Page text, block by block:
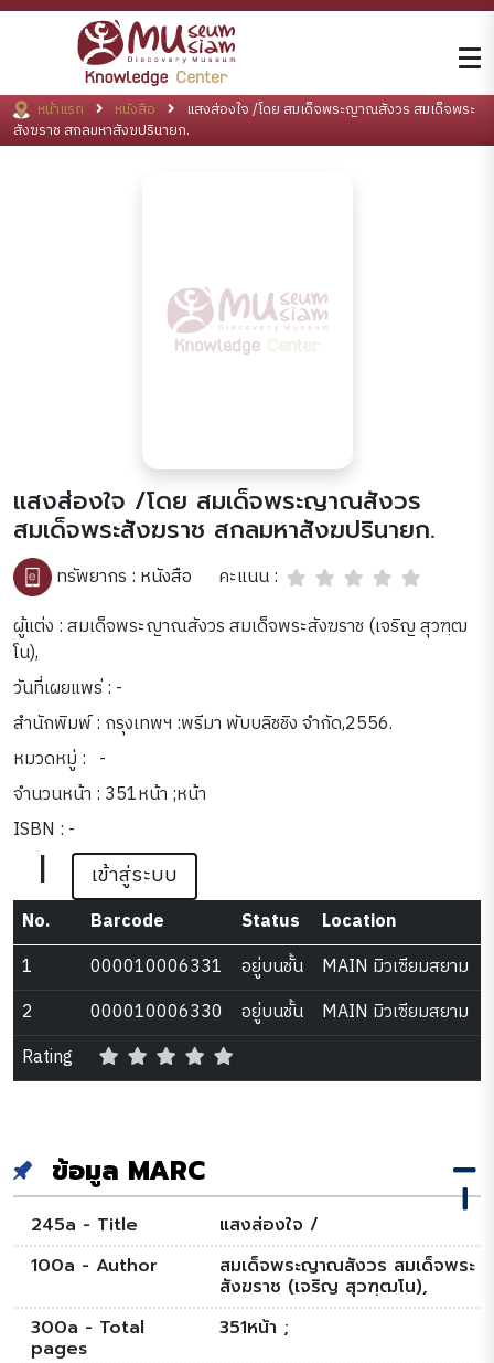
หน้าแรก หนังสือ
แสงส่องใจ /โดย สมเด็จพระญาณสังวร สมเด็จพระ
สังฆราช สกลมหาสังฆปรินายก.
แสงส่องใจ /โดย สมเด็จพระญาณสังวร
สมเด็จพระสังฆราช สกลมหาสังฆปรินายก.
ทรัพยากร : หนังสือ
คะแนน :
ผู้แต่ง : สมเด็จพระญาณสังวร สมเด็จพระสังฆราช (เจริญ สุวฑฺฒ
โน),
วันที่เผยแพร่ : -
สำนักพิมพ์ : กรุงเทพฯ :พรีมา พับบลิชชิง จำกัด,2556.
หมวดหมู่ : -
จำนวนหน้า : 351หน้า ;หน้า
ISBN : -
| เข้าสู่ระบบ
No. Barcode Status
Location
1
000010006331 อยู่บนชั้น
MAIN มิวเซียมสยาม
2
000010006330 อยู่บนชั้น
MAIN มิวเซียมสยาม
Rating
ข้อมูล MARC
245a - Title
แสงส่องใจ /
100a - Author
สมเด็จพระญาณสังวร สมเด็จพระ
สังฆราช (เจริญ สุวฑฺฒโน),
300a - Total
pages
351หน้า ;